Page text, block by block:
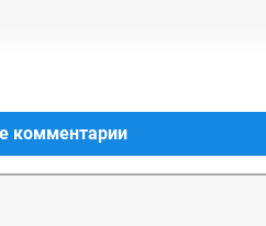
комментарии